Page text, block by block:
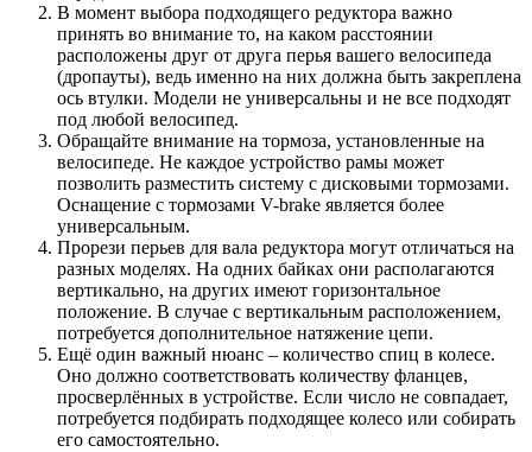
В момент выбора подходящего редуктора важно
принять во внимание то, на каком расстоянии
расположены друг от друга перья вашего велосипеда
(дропауты), ведь именно на них должна быть закреплена
ось втулки. Модели не универсальны и не все подходят
под любой велосипед.
Обращайте внимание на тормоза, установленные на
велосипеде. Не каждое устройство рамы может
позволить разместить систему с дисковыми тормозами.
Оснащение с тормозами V-brake является более
универсальным.
Прорези перьев для вала редуктора могут отличаться на
разных моделях. На одних байках они располагаются
вертикально, на других имеют горизонтальное
положение. В случае с вертикальным расположением,
потребуется дополнительное натяжение цепи.
Ещё один важный нюанс – количество спиц в колесе.
Оно должно соответствовать количеству фланцев,
просверлённых в устройстве. Если число не совпадает,
потребуется подбирать подходящее колесо или собирать
его самостоятельно.